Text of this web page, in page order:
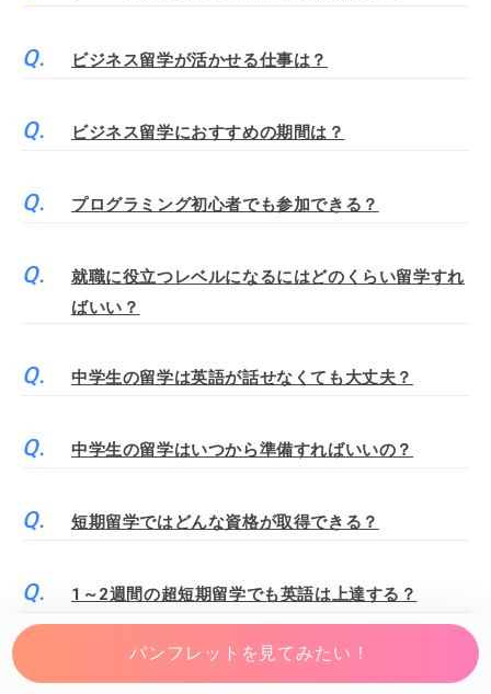
ビジネス留学が活かせる仕事は？
ビジネス留学におすすめの期間は？
プログラミング初心者でも参加できる？
就職に役立つレベルになるにはどのくらい留学すれ
ばいい？
中学生の留学は英語が話せなくても大丈夫？
中学生の留学はいつから準備すればいいの？
短期留学ではどんな資格が取得できる？
1～2週間の超短期留学でも英語は上達する？
短期留学の費用を安く済ませるには？
パンフレットを見てみたい！